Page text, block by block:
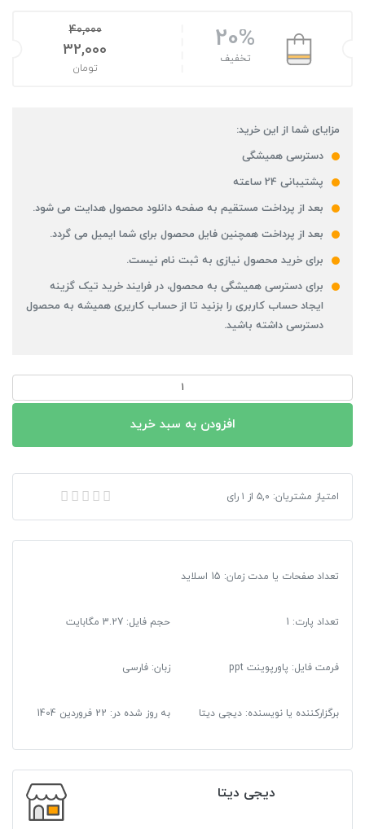
20%
تخفیف
40,000
قیمت اصلی: 40,000تومان بود.
32,000
تومان
مزایای شما از این خرید:
دسترسی همیشگی
پشتیبانی 24 ساعته
بعد از پرداخت مستقیم به صفحه دانلود محصول هدایت می شود.
بعد از پرداخت همچنین فایل محصول برای شما ایمیل می گردد.
برای خرید محصول نیازی به ثبت نام نیست.
برای دسترسی همیشگی به محصول، در فرایند خرید تیک گزینه
ایجاد حساب کاربری را بزنید تا از حساب کاریری همیشه به محصول
دسترسی داشته باشید.
شیخ
افزودن به سبد خرید
مسجد شیخ لطف اله
امتیاز مشتریان: ۵,۰ از ۱ رای
تعداد صفحات یا مدت زمان: 15 اسلاید
تعداد پارت: 1 حجم فایل: 3.27 مگابایت
فرمت فایل: پاورپوینت ppt زبان: فارسی
برگزارکننده یا نویسنده: دیجی دیتا به روز شده در: 22 فروردین 1404
دیجی دیتا